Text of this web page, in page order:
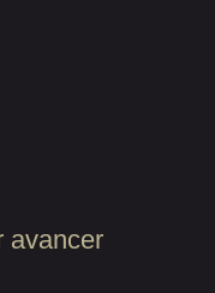
avancer